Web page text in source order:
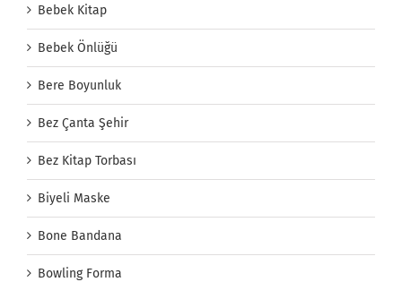
Bebek Kitap
Bebek Önlüğü
Bere Boyunluk
Bez Çanta Şehir
Bez Kitap Torbası
Biyeli Maske
Bone Bandana
Bowling Forma